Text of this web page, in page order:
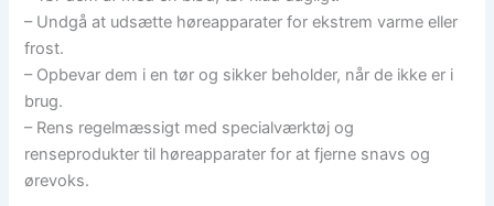
– Undgå at udsætte høreapparater for ekstrem varme eller
frost.
– Opbevar dem i en tør og sikker beholder, når de ikke er i
brug.
– Rens regelmæssigt med specialværktøj og
renseprodukter til høreapparater for at fjerne snavs og
ørevoks.